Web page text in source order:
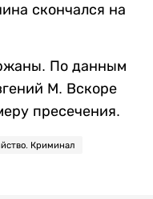
скончался на
По данным
М. Вскоре
пресечения.
Криминал